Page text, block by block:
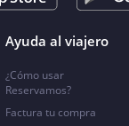
Ayuda al viajero
¿Cómo usar
Reservamos?
Factura tu compra